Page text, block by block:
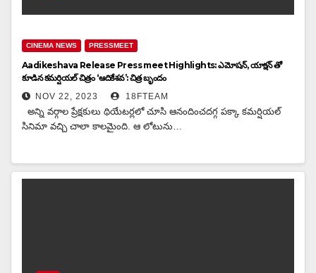
CINEMA NEWS PRESSMEET
Aadikeshava Release Press meet Highlights: ఎమోషన్, యాక్షన్ తో
కూడిన కమర్షియల్ చిత్రం ‘ఆదికేశవ’: చిత్ర బృందం
NOV 22, 2023 18FTEAM
అన్ని వర్గాల ప్రేక్షకులు థియేటర్లలో చూసి ఆనందించదగ్గ పక్కా కమర్షియల్
సినిమా వచ్చి చాలా కాలమైంది. ఆ లోటును…